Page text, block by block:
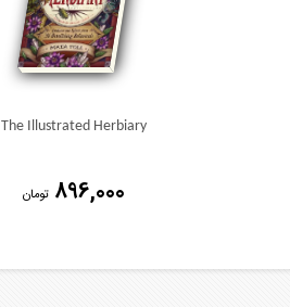
The Illustrated Herbiary
896,000 تومان